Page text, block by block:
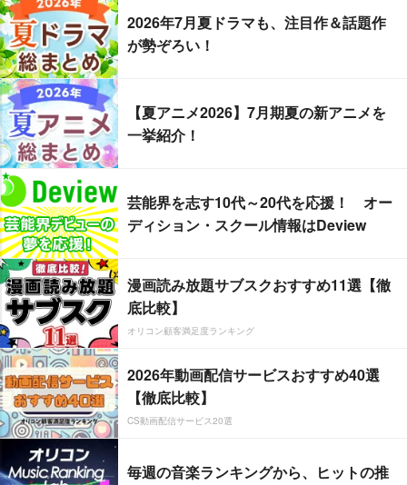
2026年7月夏ドラマも、注目作＆話題作
が勢ぞろい！
【夏アニメ2026】7月期夏の新アニメを
一挙紹介！
芸能界を志す10代～20代を応援！ オー
ディション・スクール情報はDeview
漫画読み放題サブスクおすすめ11選【徹
底比較】
オリコン顧客満足度ランキング
2026年動画配信サービスおすすめ40選
【徹底比較】
CS動画配信サービス20選
毎週の音楽ランキングから、ヒットの推